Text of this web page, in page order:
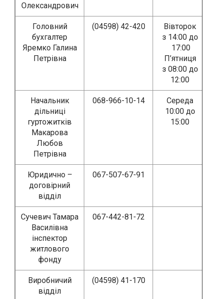
Олександрович
Головний
бухгалтер
Яремко Галина
Петрівна
(04598) 42-420
Вівторок
з 14:00 до
17:00
П’ятниця
з 08:00 до
12:00
Начальник
дільниці
гуртожитків
Макарова
Любов
Петрівна
068-966-10-14
Середа
10:00 до
15:00
Юридично –
договірний
відділ
067-507-67-91
Сучевич Тамара
Василівна
інспектор
житлового
фонду
067-442-81-72
Виробничий
відділ
(04598) 41-170